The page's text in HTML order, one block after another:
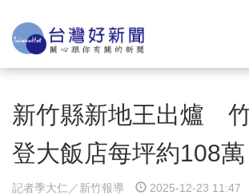
新竹縣新地王出爐
登大飯店每坪約108萬
記者季大仁／新竹報導 2025-12-23 11:47